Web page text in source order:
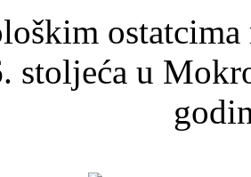
stoljeća u